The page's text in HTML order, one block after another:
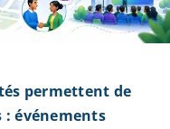
permettent de
événements